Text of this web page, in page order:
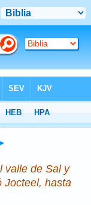
valle de Sal y
Jocteel, hasta